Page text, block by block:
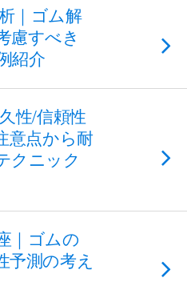
｜ゴム解
慮すべき
紹介
性/信頼性
意点から耐
クニック
｜ゴムの
予測の考え